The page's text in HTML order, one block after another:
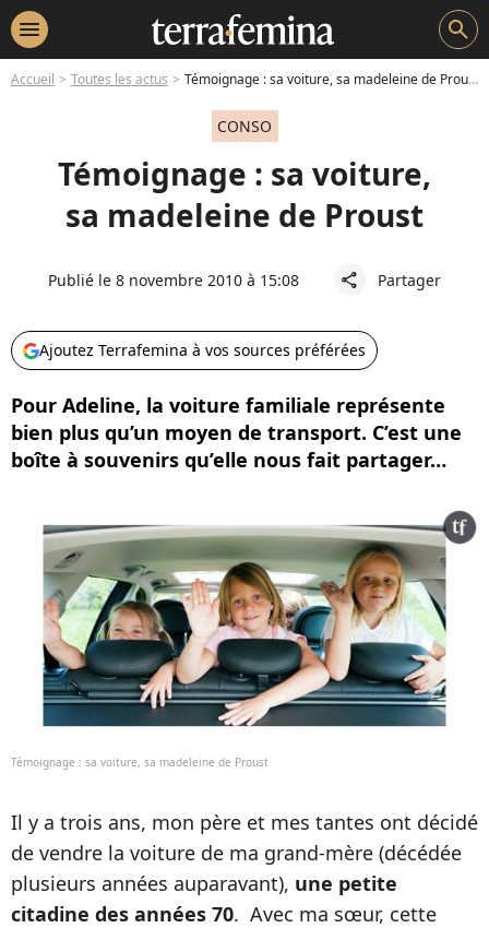
menu search
Accueil Toutes les actus Témoignage : sa voiture, sa madeleine de Proust
CONSO
Témoignage : sa voiture,
sa madeleine de Proust
Publié le 8 novembre 2010 à 15:08 share Partager
Ajoutez Terrafemina à vos sources préférées
Pour Adeline, la voiture familiale représente
bien plus qu’un moyen de transport. C’est une
boîte à souvenirs qu’elle nous fait partager…
Témoignage : sa voiture, sa madeleine de Proust
Il y a trois ans, mon père et mes tantes ont décidé
de vendre la voiture de ma grand-mère (décédée
plusieurs années auparavant), une petite
citadine des années 70. Avec ma sœur, cette